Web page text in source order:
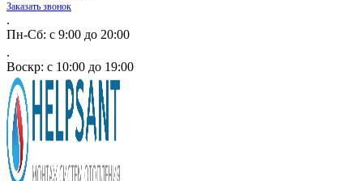
Заказать звонок
.
Пн-Сб: с 9:00 до 20:00
.
Воскр: с 10:00 до 19:00